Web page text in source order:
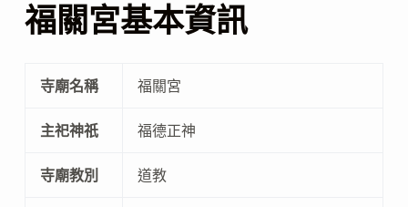
福關宮基本資訊
寺廟名稱 福關宮
主祀神祇 福德正神
寺廟教別 道教